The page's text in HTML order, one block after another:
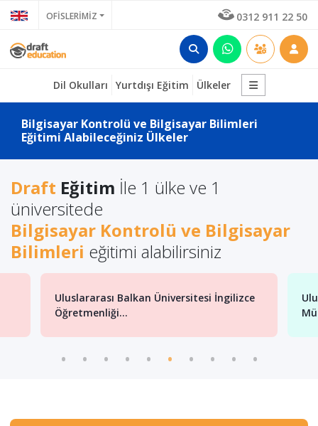
OFİSLERİMİZ 0312 911 22 50
Dil Okulları Yurtdışı Eğitim Ülkeler
Bilgisayar Kontrolü ve Bilgisayar Bilimleri
Eğitimi Alabileceğiniz Ülkeler
Draft Eğitim İle 1 ülke ve 1
üniversitede
Bilgisayar Kontrolü ve Bilgisayar
Bilimleri eğitimi alabilirsiniz
Uluslararası Balkan Üniversitesi İngilizce
Öğretmenliği...